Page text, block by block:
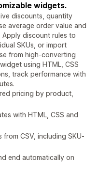
widgets.
discounts, quantity
average order value and
discount rules to
SKUs, or import
from high-converting
using HTML, CSS
track performance with
pricing by product,
with HTML, CSS and
CSV, including SKU-
end automatically on